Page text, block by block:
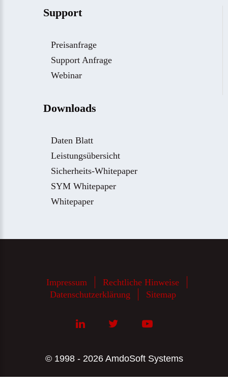
Support
Preisanfrage
Support Anfrage
Webinar
Downloads
Daten Blatt
Leistungsübersicht
Sicherheits-Whitepaper
SYM Whitepaper
Whitepaper
Impressum
Rechtliche Hinweise
Datenschutzerklärung
Sitemap
© 1998 - 2026 AmdoSoft Systems